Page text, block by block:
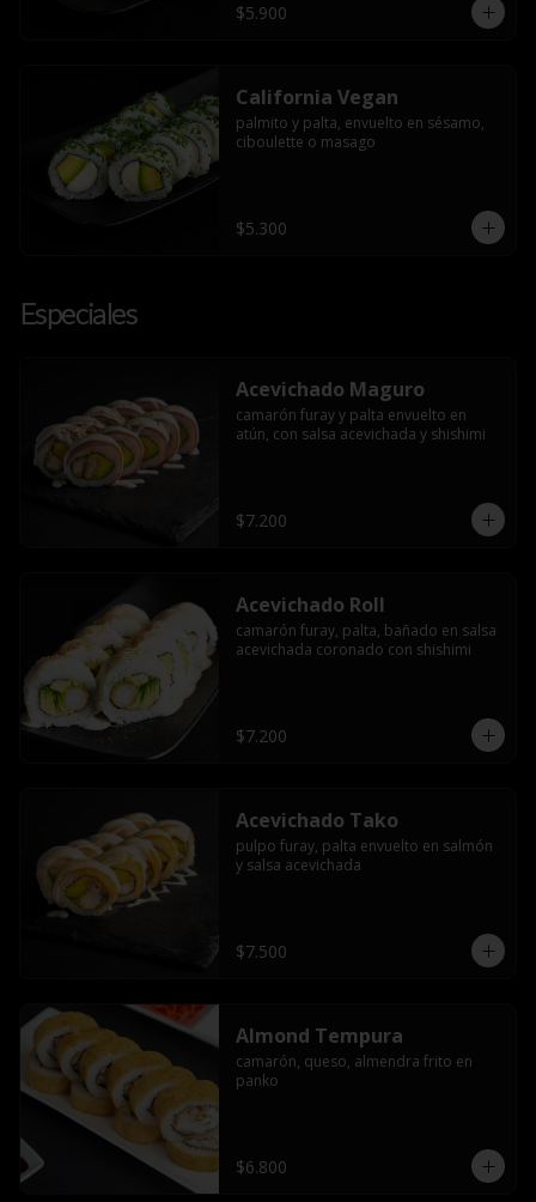
$5.900
California Vegan
palmito y palta, envuelto en sésamo,
ciboulette o masago
$5.300
Especiales
Acevichado Maguro
camarón furay y palta envuelto en
atún, con salsa acevichada y shishimi
$7.200
Acevichado Roll
camarón furay, palta, bañado en salsa
acevichada coronado con shishimi
$7.200
Acevichado Tako
pulpo furay, palta envuelto en salmón
y salsa acevichada
$7.500
Almond Tempura
camarón, queso, almendra frito en
panko
$6.800